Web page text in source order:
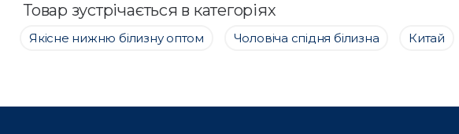
Товар зустрічається в категоріях
Якісне нижню білизну оптом Чоловіча спідня білизна Китай